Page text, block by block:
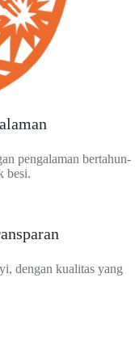
pengalaman bertahun-
besi.
dengan kualitas yang